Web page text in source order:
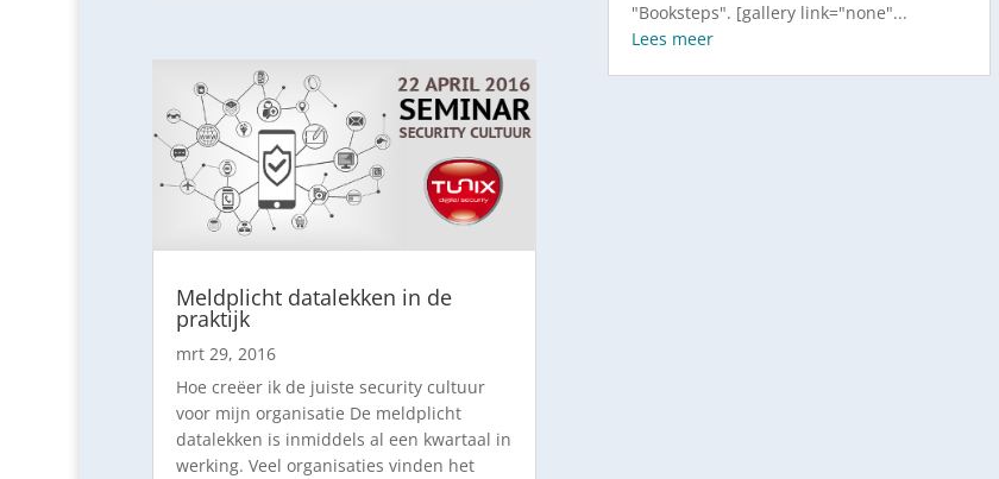
Meldplicht datalekken in de
praktijk
mrt 29, 2016
Hoe creëer ik de juiste security cultuur
voor mijn organisatie De meldplicht
datalekken is inmiddels al een kwartaal in
werking. Veel organisaties vinden het
"Booksteps". [gallery link="none"...
Lees meer